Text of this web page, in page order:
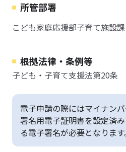
所管部署
こども家庭応援部子育て施設課
根拠法律・条例等
子ども・子育て支援法第20条
電子申請の際にはマイナン
署名用電子証明書を設定済
る電子署名が必要となります